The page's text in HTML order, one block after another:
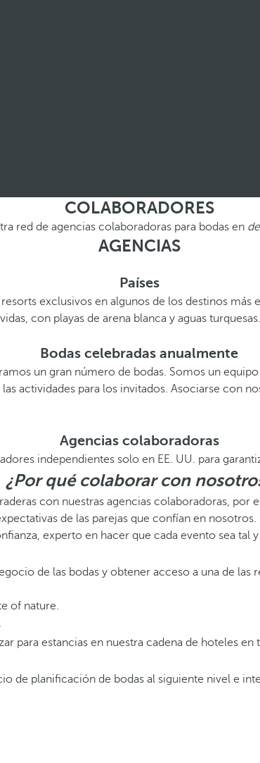
COLABORADORES
red de agencias colaboradoras para bodas en
AGENCIAS
Países
exclusivos en algunos de los destinos
con playas de arena blanca y aguas turquesas.
Bodas celebradas anualmente
un gran número de bodas. Somos un
actividades para los invitados. Asociarse con
Agencias colaboradoras
independientes solo en EE. UU. para
¿Por qué colaborar con
con nuestras agencias colaboradoras,
de las parejas que confían en
experto en hacer que cada evento sea tal
de las bodas y obtener acceso a una de
para estancias en nuestra cadena de hoteles en
de planificación de bodas al siguiente nivel e